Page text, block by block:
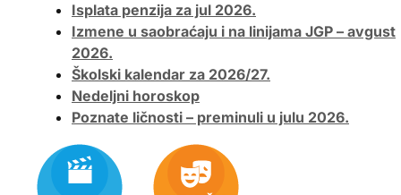
Isplata penzija za jul 2026.
Izmene u saobraćaju i na linijama JGP – avgust
2026.
Školski kalendar za 2026/27.
Nedeljni horoskop
Poznate ličnosti – preminuli u julu 2026.